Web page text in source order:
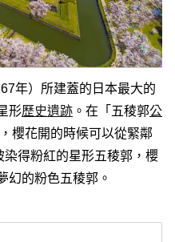
年）所建蓋的日本最大的
形歷史遺跡 。在「五稜郭公
櫻花開的時候可以從緊鄰
得粉紅的星形五稜郭，櫻
幻的粉色五稜郭。